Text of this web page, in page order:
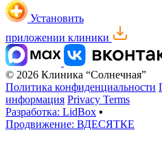
Установить
приложении клиники
© 2026 Клиника “Солнечная”
Политика конфиденциальности
информация Privacy Terms
Разработка: LidBox ▪
Продвижение: ВДЕСЯТКЕ